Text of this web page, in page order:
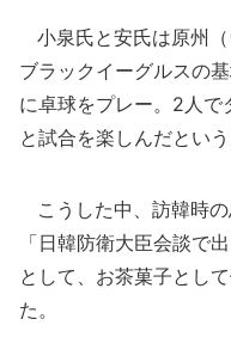
小泉氏と安氏は原州
ブラックイーグルスの
に卓球をプレー。2人で
と試合を楽しんだという
こうした中、訪韓時の
「日韓防衛大臣会談で
として、お茶菓子とし
た。